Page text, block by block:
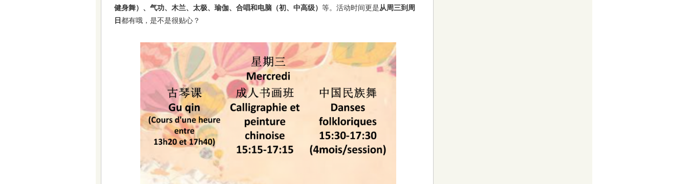
健身舞）、气功、木兰、太极、瑜伽、合唱和电脑（初、中高级） 等。活动时间更是从周三到周
日都有哦，是不是很贴心？